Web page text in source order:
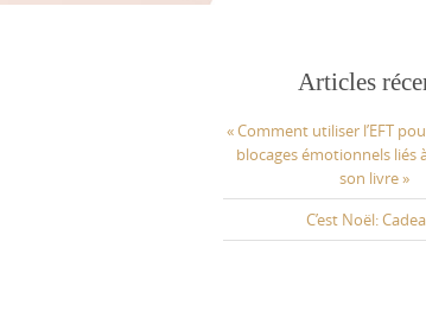
Articles
« Comment utiliser l’EFT
blocages émotionnels liés
son livre »
C’est Noël: